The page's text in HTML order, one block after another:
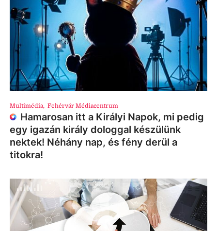
Multimédia, Fehérvár Médiacentrum
Hamarosan itt a Királyi Napok, mi pedig
egy igazán király dologgal készülünk
nektek! Néhány nap, és fény derül a
titokra!